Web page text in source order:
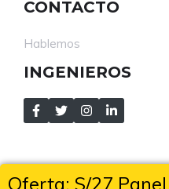
CONTACTO
Hablemos
INGENIEROS
Mejora tu calidad de
Oferta: S/27